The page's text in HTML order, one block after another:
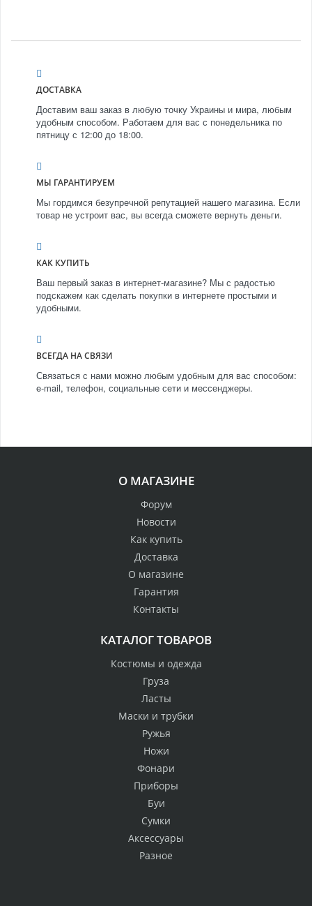
ДОСТАВКА
Доставим ваш заказ в любую точку Украины и мира, любым
удобным способом. Работаем для вас с понедельника по
пятницу с 12:00 до 18:00.
МЫ ГАРАНТИРУЕМ
Мы гордимся безупречной репутацией нашего магазина. Если
товар не устроит вас, вы всегда сможете вернуть деньги.
КАК КУПИТЬ
Ваш первый заказ в интернет-магазине? Мы с радостью
подскажем как сделать покупки в интернете простыми и
удобными.
ВСЕГДА НА СВЯЗИ
Связаться с нами можно любым удобным для вас способом:
e-mail, телефон, социальные сети и мессенджеры.
О МАГАЗИНЕ
Форум
Новости
Как купить
Доставка
О магазине
Гарантия
Контакты
КАТАЛОГ ТОВАРОВ
Костюмы и одежда
Груза
Ласты
Маски и трубки
Ружья
Ножи
Фонари
Приборы
Буи
Сумки
Аксессуары
Разное